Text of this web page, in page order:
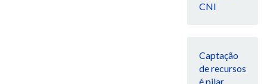
CNI
Captação
de recursos
é pilar